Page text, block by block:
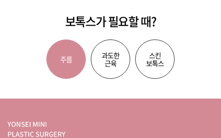
보톡스가 필요할 때?
주름
과도한
근육
스킨
보톡스